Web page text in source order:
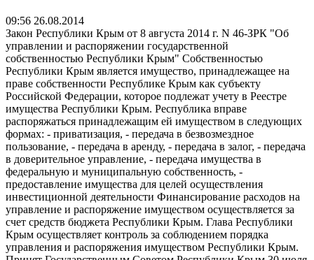
09:56 26.08.2014
Закон Республики Крым от 8 августа 2014 г. N 46-ЗРК "Об
управлении и распоряжении государственной
собственностью Республики Крым" Собственностью
Республики Крым является имущество, принадлежащее на
праве собственности Республике Крым как субъекту
Российской Федерации, которое подлежат учету в Реестре
имущества Республики Крым. Республика вправе
распоряжаться принадлежащим ей имуществом в следующих
формах: - приватизация, - передача в безвозмездное
пользование, - передача в аренду, - передача в залог, - передача
в доверительное управление, - передача имущества в
федеральную и муниципальную собственность, -
предоставление имущества для целей осуществления
инвестиционной деятельности Финансирование расходов на
управление и распоряжение имуществом осуществляется за
счет средств бюджета Республики Крым. Глава Республики
Крым осуществляет контроль за соблюдением порядка
управления и распоряжения имуществом Республики Крым.